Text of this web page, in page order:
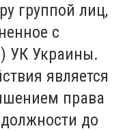
группой лиц,
с
УК Украины.
является
права
до